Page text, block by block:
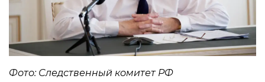
Фото: Следственный комитет РФ